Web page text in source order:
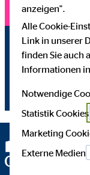
anzeigen".
Alle Cookie-
Link in unserer
finden Sie auch
Informationen
Notwendige
Statistik Cookies
Marketing
Externe Medien